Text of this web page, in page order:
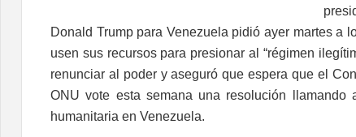
Donald Trump para Venezuela pidió ayer martes a
usen sus recursos para presionar al “régimen
renunciar al poder y aseguró que espera que el
ONU vote esta semana una resolución llamando
humanitaria en Venezuela.